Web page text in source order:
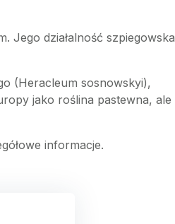
Jego działalność szpiegowska
(Heracleum sosnowskyi),
jako roślina pastewna, ale
informacje.